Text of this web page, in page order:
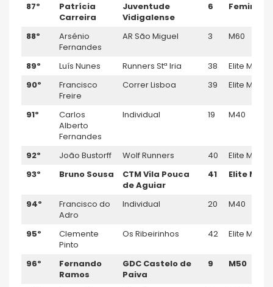
87º
Patrícia
Carreira
Juventude
Vidigalense
6 Feminino
88º
Arsénio
Fernandes
AR São Miguel 3 M60
89º Luís Nunes Runners Stª Iria 38
Elite M
90º
Francisco
Freire
Correr Lisboa 39 Elite M
91º
Carlos
Alberto
Fernandes
Individual 19 M40
92º João Bustorff Wolf Runners 40
Elite M
93º
Bruno Sousa
CTM Vila Pouca
de Aguiar
41 Elite M
94º
Francisco do
Adro
Individual 20 M40
95º
Clemente
Pinto
Os Ribeirinhos 42 Elite M
96º
Fernando
Ramos
GDC Castelo de
Paiva
9 M50